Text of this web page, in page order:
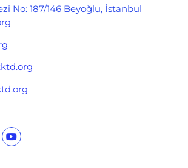
No: 187/146 Beyoğlu, İstanbul